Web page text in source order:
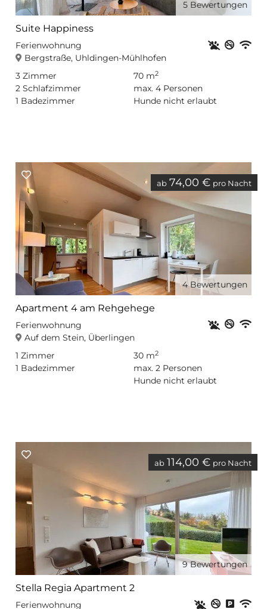
5 Bewertungen
Suite Happiness
Ferienwohnung
Bergstraße, Uhldingen-Mühlhofen
Haustiere
3 Zimmer
2 Schlafzimmer
1 Badezimmer
70 m2
max. 4 Personen
Hunde nicht erlaubt
ab 74,00 € pro Nacht
4Bewertungen
Apartment 4 am Rehgehege
Ferienwohnung
Auf dem Stein, Überlingen
Haustiere
1 Zimmer
1 Badezimmer
30 m2
max. 2 Personen
Hunde nicht erlaubt
ab 114,00 € pro Nacht
9Bewertungen
Stella Regia Apartment 2
Ferienwohnung Haustiere